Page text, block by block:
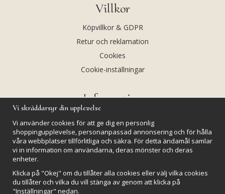
Villkor
Köpvillkor & GDPR
Retur och reklamation
Cookies
Cookie-inställningar
Information
Kalendarium
Nyheter
Kristaller och fairtrade
Rena & Ladda kristaller
Vi skräddarsyr din upplevelse
Vi använder cookies för att ge dig en personlig
shoppingupplevelse, personanpassad annonsering och för hålla
våra webbplatser tillförlitliga och säkra. För detta ändamål samlar
vi in information om användarna, deras mönster och deras
enheter.
Klicka på "Okej" om du tillåter alla cookies eller välj vilka cookies
du tillåter och vilka du vill stänga av genom att klicka på
"Inställningar" nedan.